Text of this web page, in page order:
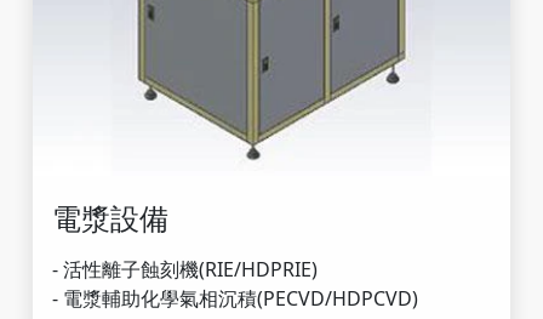
- 活性離子蝕刻機(RIE/HDPRIE)
- 電漿輔助化學氣相沉積(PECVD/HDPCVD)